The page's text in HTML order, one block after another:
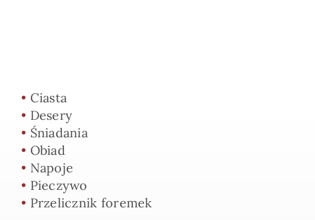
• Ciasta
• Desery
• Śniadania
• Obiad
• Napoje
• Pieczywo
• Przelicznik foremek